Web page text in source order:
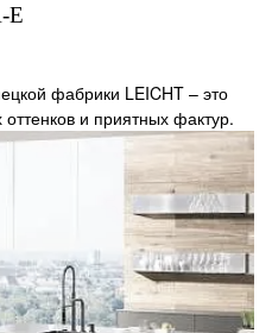
E
фабрики LEICHT – это
и приятных фактур.